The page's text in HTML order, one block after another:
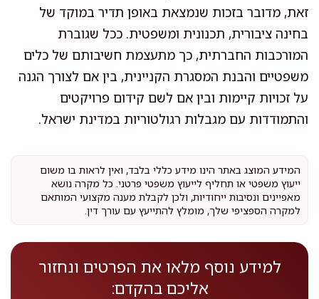
זאת, מדובר בזכות שנמצאת באופן תדיר במוקד של
בחינה ציבורית, תכנונית ומשפטית. ככל שגוברת
המורכבות החברתית, כך מתעצמת חשיבותם של כלים
משפטיים והבנת המסגרת הקניינית, בין אם לצורך הגנה
על זכויות קיימות ובין אם לשם קידום פרויקטים
והתמודדות עם מגבלות רגולטוריות במדינת ישראל.
המידע המוצג באתר הינו מידע כללי בלבד, ואין לראות בו משום
ייעוץ משפטי או תחליף לייעוץ משפטי פרטני. כל מקרה נושא
מאפיינים ונסיבות ייחודיות, ולכן לקבלת מענה מקצועי המותאם
למקרה הספציפי שלך, מומלץ להתייעץ עם עורך דין.
למידע נוסף מלאו את הפרטים ונחזור
אליכם בהקדם: